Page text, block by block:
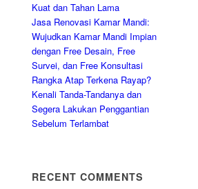
Kuat dan Tahan Lama
Jasa Renovasi Kamar Mandi:
Wujudkan Kamar Mandi Impian
dengan Free Desain, Free
Survei, dan Free Konsultasi
Rangka Atap Terkena Rayap?
Kenali Tanda-Tandanya dan
Segera Lakukan Penggantian
Sebelum Terlambat
RECENT COMMENTS